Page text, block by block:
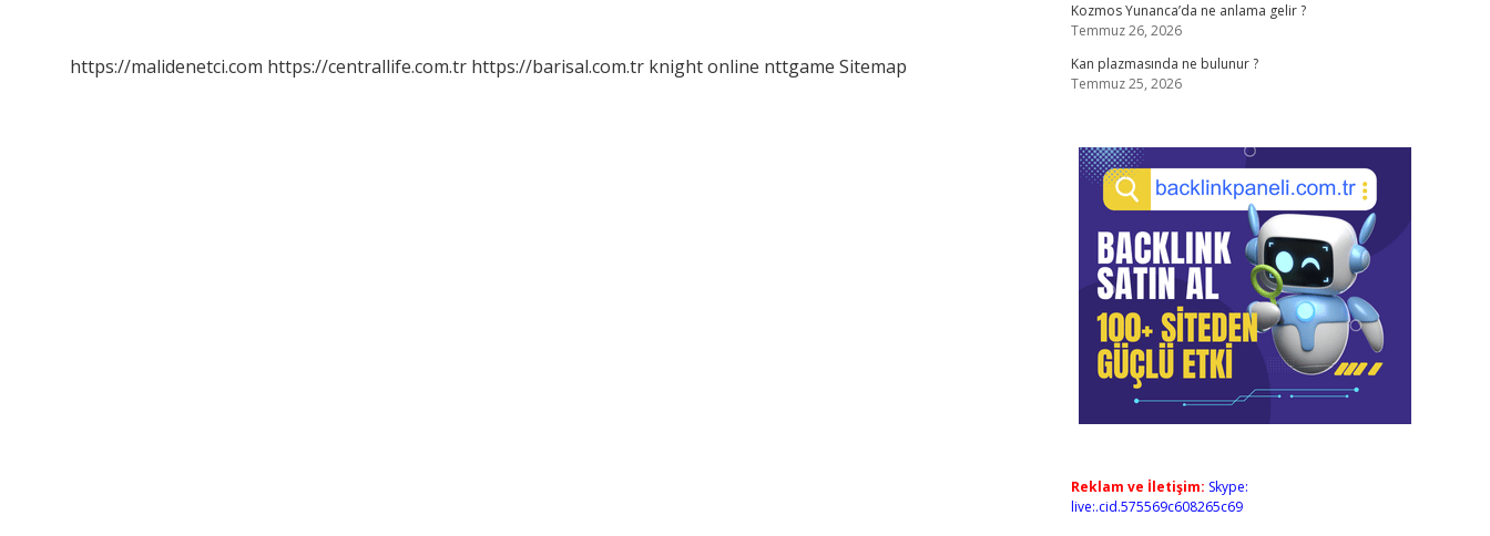
https://malidenetci.com https://centrallife.com.tr https://barisal.com.tr knight online nttgame Sitemap
Kozmos Yunanca’da ne anlama gelir ?
Temmuz 26, 2026
Kan plazmasında ne bulunur ?
Temmuz 25, 2026
Reklam ve İletişim: Skype:
live:.cid.575569c608265c69